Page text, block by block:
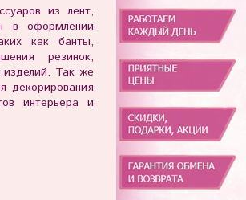
из лент,
в оформлении
как банты,
резинок,
изделий. Так же
декорирования
интерьера и